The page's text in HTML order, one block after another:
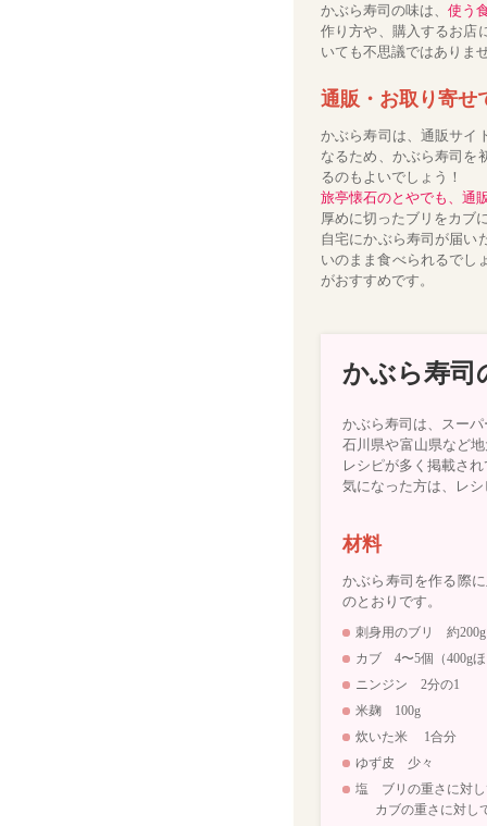
かぶら寿司の味は、 使う
作り方や、購入するお店
いても不思議ではありま
通販・お取り寄せ
かぶら寿司は、通販サイ
なるため、かぶら寿司を
るのもよいでしょう！
旅亭懐石のとやでも、通
厚めに切ったブリをカブ
自宅にかぶら寿司が届い
いのまま食べられるでし
がおすすめです。
かぶら寿司
かぶら寿司は、スー
石川県や富山県など
レシピが多く掲載さ
気になった方は、レ
材料
かぶら寿司を作る際
のとおりです。
刺身用のブリ 約200g
カブ 4〜5個（400g
ニンジン 2分の1
米麹 100g
炊いた米 1合分
ゆず皮 少々
塩 ブリの重さに対し
カブの重さに対し